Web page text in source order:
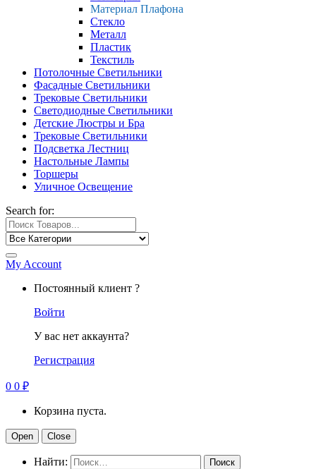
Материал Плафона
Стекло
Металл
Пластик
Текстиль
Потолочные Светильники
Фасадные Светильники
Трековые Светильники
Светодиодные Светильники
Детские Люстры и Бра
Трековые Светильники
Подсветка Лестниц
Настольные Лампы
Торшеры
Уличное Освещение
Search for:
My Account
Постоянный клиент ?
Войти
У вас нет аккаунта?
Регистрация
0 0 ₽
Корзина пуста.
Open Close
Найти: